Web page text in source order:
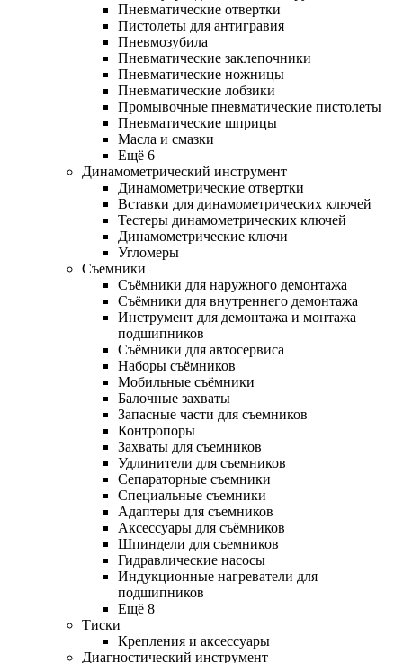
Пневматические отвертки
Пистолеты для антигравия
Пневмозубила
Пневматические заклепочники
Пневматические ножницы
Пневматические лобзики
Промывочные пневматические пистолеты
Пневматические шприцы
Масла и смазки
Ещё 6
Динамометрический инструмент
Динамометрические отвертки
Вставки для динамометрических ключей
Тестеры динамометрических ключей
Динамометрические ключи
Угломеры
Съемники
Съёмники для наружного демонтажа
Съёмники для внутреннего демонтажа
Инструмент для демонтажа и монтажа
подшипников
Съёмники для автосервиса
Наборы съёмников
Мобильные съёмники
Балочные захваты
Запасные части для съемников
Контропоры
Захваты для съемников
Удлинители для съемников
Сепараторные съемники
Специальные съемники
Адаптеры для съемников
Аксессуары для съёмников
Шпиндели для съемников
Гидравлические насосы
Индукционные нагреватели для
подшипников
Ещё 8
Тиски
Крепления и аксессуары
Диагностический инструмент